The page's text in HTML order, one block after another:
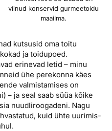
viinud konservid gurmeetoidu
maailma.
kutsusid oma toitu
ja toidupoed.
erinevad letid – minu
ühe perekonna käes
valmistamises on
– ja seal saab süüa kõike
nuudliroogadeni. Nagu
kuid ühte uurimis-